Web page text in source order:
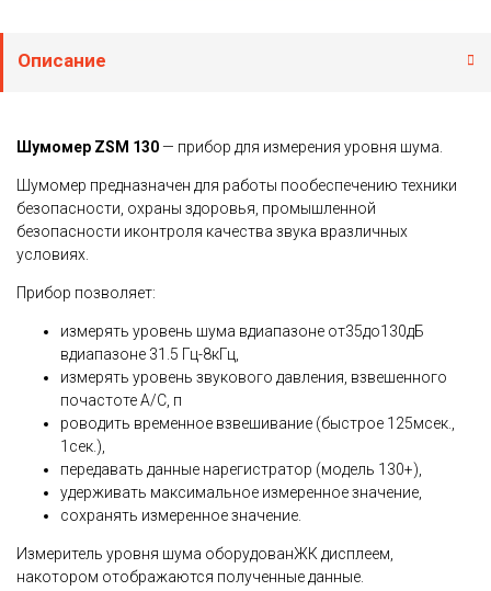
Описание
Шумомер ZSM 130— прибор для измерения уровня шума.
Шумомер предназначен для работы пообеспечению техники
безопасности, охраны здоровья, промышленной
безопасности иконтроля качества звука вразличных
условиях.
Прибор позволяет:
измерять уровень шума вдиапазоне от35до130дБ
вдиапазоне 31.5 Гц-8кГц,
измерять уровень звукового давления, взвешенного
почастоте A/C, п
роводить временное взвешивание (быстрое 125мсек.,
1сек.),
передавать данные нарегистратор (модель 130+),
удерживать максимальное измеренное значение,
сохранять измеренное значение.
Измеритель уровня шума оборудованЖК дисплеем,
накотором отображаются полученные данные.